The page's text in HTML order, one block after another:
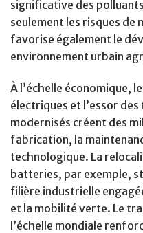
significative des
seulement les risques de
favorise également le
environnement urbain
À l’échelle économique,
électriques et l’essor
modernisés créent des
fabrication, la
technologique. La
batteries, par exemple,
filière industrielle
et la mobilité verte. Le
l’échelle mondiale